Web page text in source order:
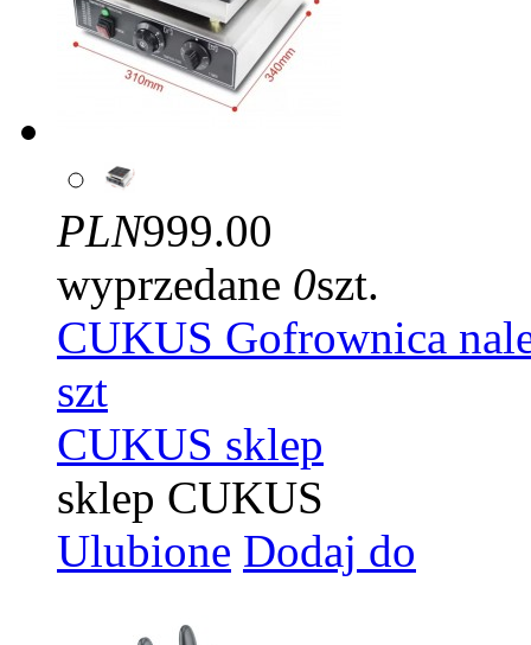
PLN999.00
wyprzedane 0szt.
CUKUS Gofrownica
szt
CUKUS sklep
sklep CUKUS
Ulubione Dodaj do